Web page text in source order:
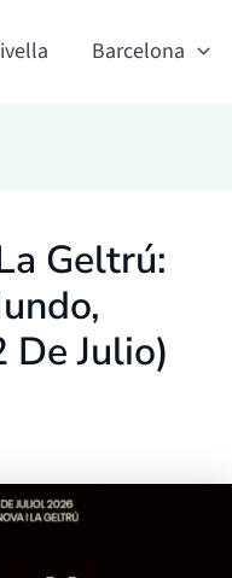
Barcelona
Geltrú:
Julio)